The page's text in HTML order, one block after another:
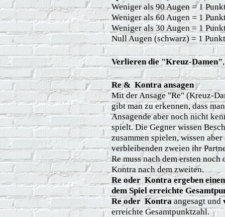
Weniger als 90 Augen = 1
Weniger als 60 Augen = 1
Weniger als 30 Augen = 1
Null Augen (schwarz) = 1 Punkt
Verlieren die "Kreuz-Damen"
Re & Kontra ansagen
Mit der Ansage "Re" (Kreuz-
gibt man zu erkennen, dass
Ansagende aber noch nicht
spielt. Die Gegner wissen
zusammen spielen, wissen
verbleibenden zweien ihr
Re muss nach dem ersten
Kontra nach dem zweiten.
Re oder Kontra ergeben
dem Spiel erreichte
Re oder Kontraangesagt und
erreichte Gesamtpunktzahl.